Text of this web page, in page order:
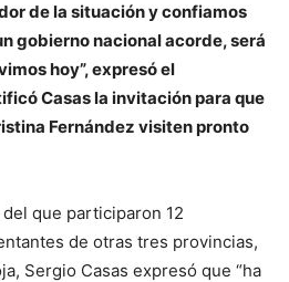
de la situación y confiamos
gobierno nacional acorde, será
hoy”, expresó el
Casas la invitación para que
Fernández visiten pronto
que participaron 12
de otras tres provincias,
Sergio Casas expresó que “ha